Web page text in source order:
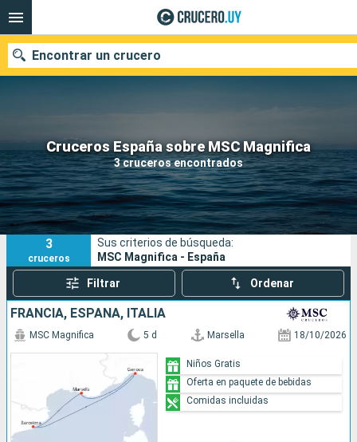
Cruceros España sobre MSC Magnifica
3 cruceros encontrados
Encontrar un crucero
Nuestros destinos
Fecha de salida
Puertos Compañías
Buscar
3
cruceros
Sus criterios de búsqueda:
MSC Magnifica - España
Filtrar Ordenar
FRANCIA, ESPAÑA, ITALIA
MSC Magnifica 5 d Marsella 18/10/2026
Niños Gratis
Oferta en paquete de bebidas
Comidas incluidas